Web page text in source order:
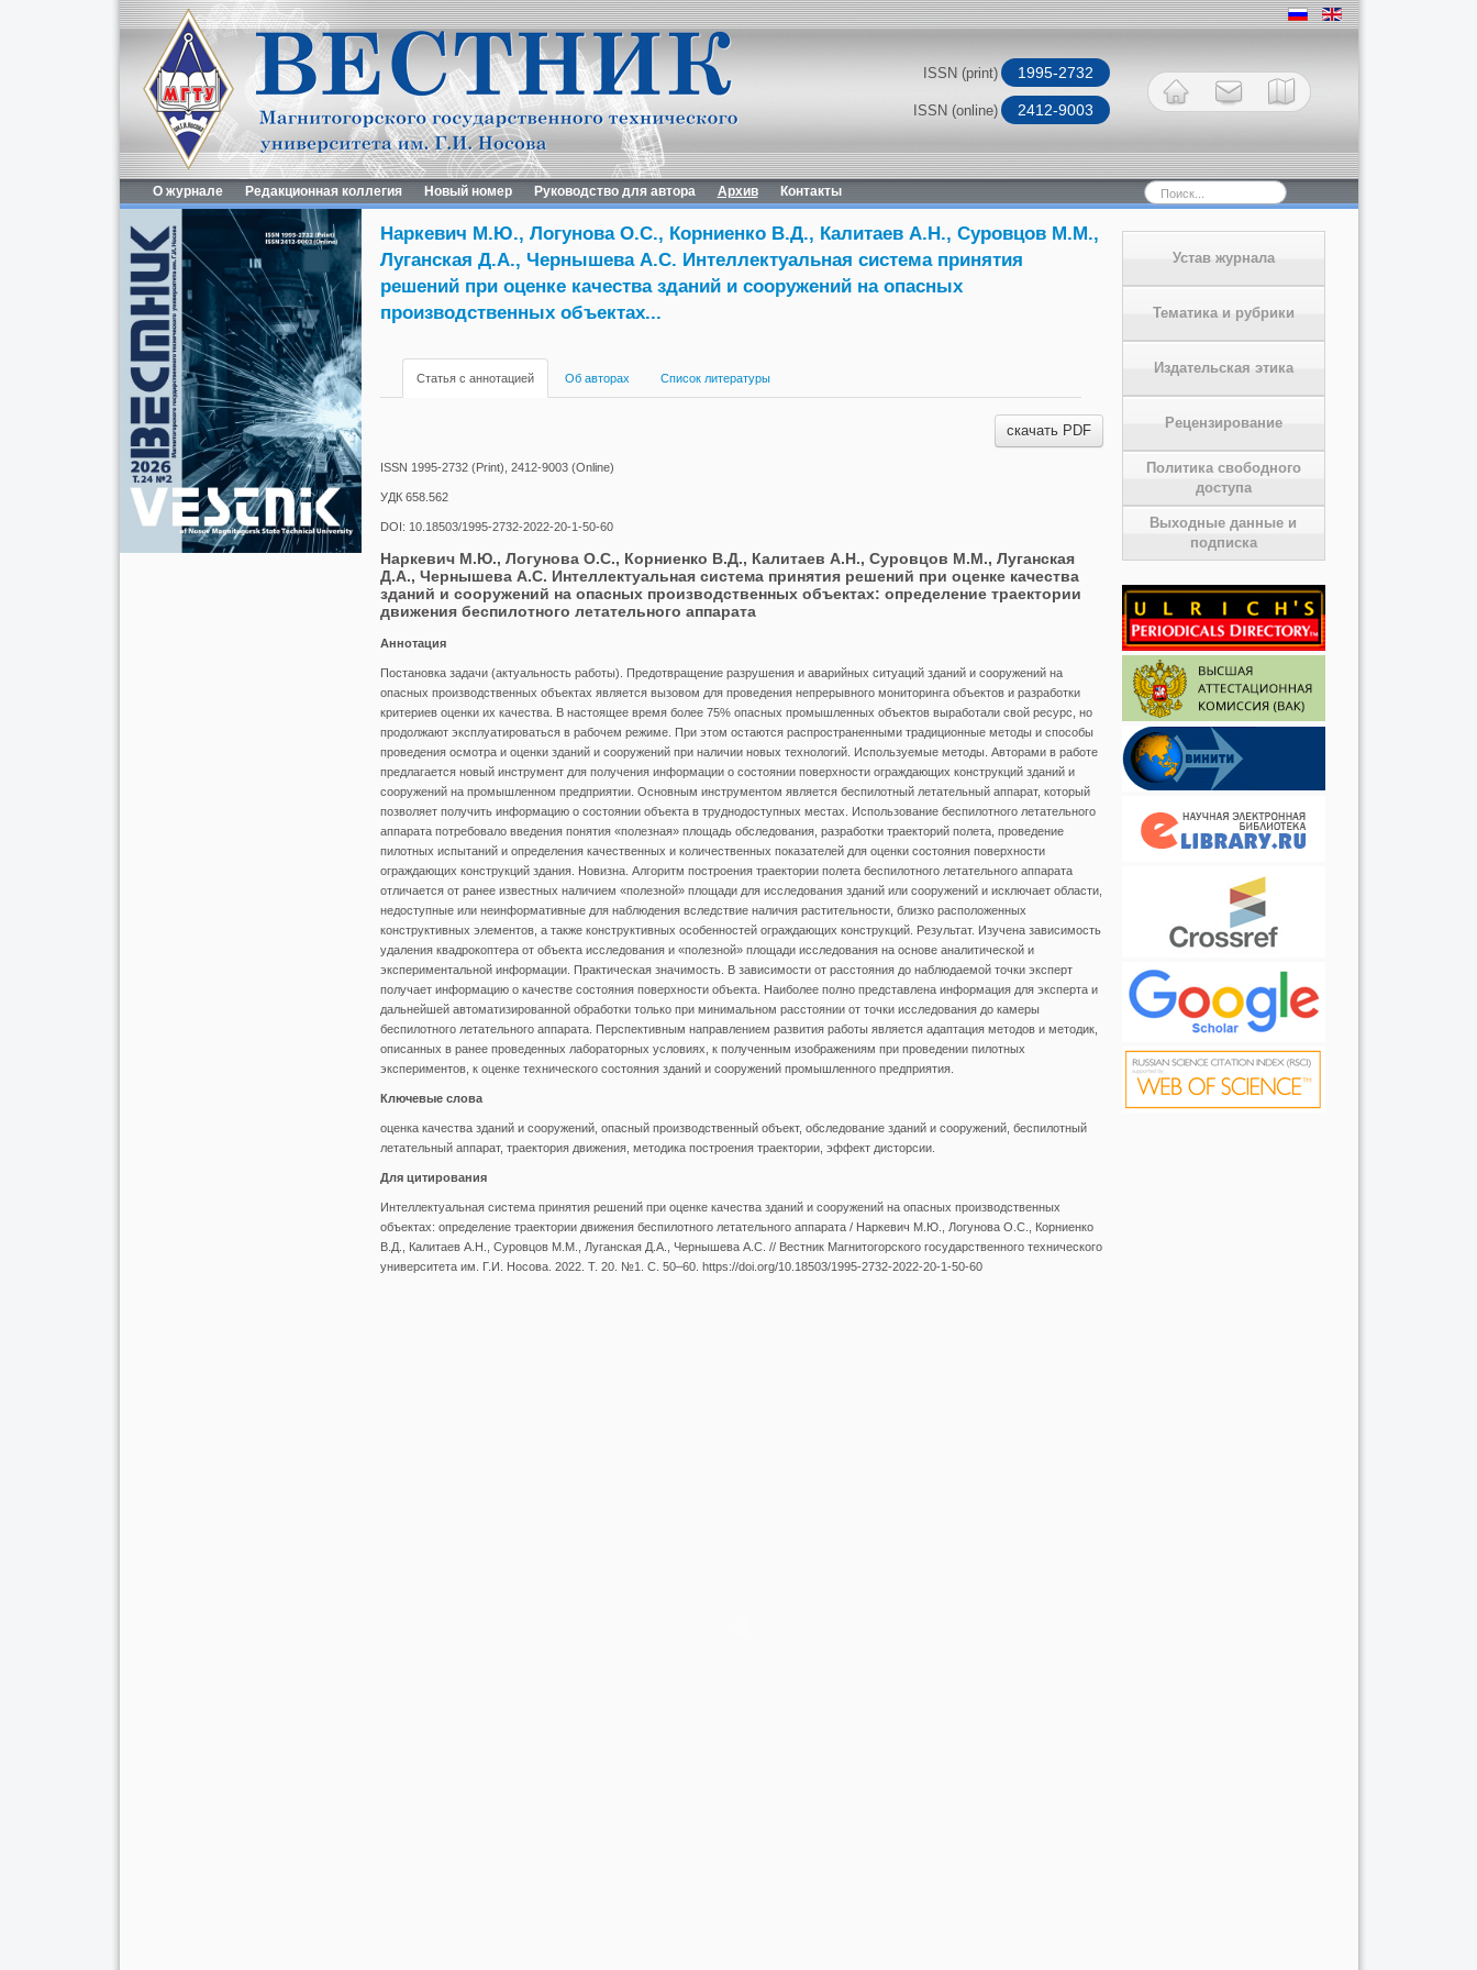
ISSN (print) 1995-2732
ISSN (online) 2412-9003
О журнале Редакционная коллегия Новый номер Руководство для автора Архив Контакты Искать...
Устав журнала
Тематика и рубрики
Издательская этика
Рецензирование
Политика свободного
доступа
Выходные данные и
подписка
Наркевич М.Ю., Логунова О.С., Корниенко В.Д., Калитаев А.Н., Суровцов М.М.,
Луганская Д.А., Чернышева А.С. Интеллектуальная система принятия
решений при оценке качества зданий и сооружений на опасных
производственных объектах...
Статья с аннотацией Об авторах Список литературы
скачать PDF
ISSN 1995-2732 (Print), 2412-9003 (Online)
УДК 658.562
DOI: 10.18503/1995-2732-2022-20-1-50-60
Наркевич М.Ю., Логунова О.С., Корниенко В.Д., Калитаев А.Н., Суровцов М.М., Луганская
Д.А., Чернышева А.С. Интеллектуальная система принятия решений при оценке качества
зданий и сооружений на опасных производственных объектах: определение траектории
движения беспилотного летательного аппарата
Аннотация
Постановка задачи (актуальность работы). Предотвращение разрушения и аварийных ситуаций зданий и сооружений на
опасных производственных объектах является вызовом для проведения непрерывного мониторинга объектов и разработки
критериев оценки их качества. В настоящее время более 75% опасных промышленных объектов выработали свой ресурс, но
продолжают эксплуатироваться в рабочем режиме. При этом остаются распространенными традиционные методы и способы
проведения осмотра и оценки зданий и сооружений при наличии новых технологий. Используемые методы. Авторами в работе
предлагается новый инструмент для получения информации о состоянии поверхности ограждающих конструкций зданий и
сооружений на промышленном предприятии. Основным инструментом является беспилотный летательный аппарат, который
позволяет получить информацию о состоянии объекта в труднодоступных местах. Использование беспилотного летательного
аппарата потребовало введения понятия «полезная» площадь обследования, разработки траекторий полета, проведение
пилотных испытаний и определения качественных и количественных показателей для оценки состояния поверхности
ограждающих конструкций здания. Новизна. Алгоритм построения траектории полета беспилотного летательного аппарата
отличается от ранее известных наличием «полезной» площади для исследования зданий или сооружений и исключает области,
недоступные или неинформативные для наблюдения вследствие наличия растительности, близко расположенных
конструктивных элементов, а также конструктивных особенностей ограждающих конструкций. Результат. Изучена зависимость
удаления квадрокоптера от объекта исследования и «полезной» площади исследования на основе аналитической и
экспериментальной информации. Практическая значимость. В зависимости от расстояния до наблюдаемой точки эксперт
получает информацию о качестве состояния поверхности объекта. Наиболее полно представлена информация для эксперта и
дальнейшей автоматизированной обработки только при минимальном расстоянии от точки исследования до камеры
беспилотного летательного аппарата. Перспективным направлением развития работы является адаптация методов и методик,
описанных в ранее проведенных лабораторных условиях, к полученным изображениям при проведении пилотных
экспериментов, к оценке технического состояния зданий и сооружений промышленного предприятия.
Ключевые слова
оценка качества зданий и сооружений, опасный производственный объект, обследование зданий и сооружений, беспилотный
летательный аппарат, траектория движения, методика построения траектории, эффект дисторсии.
Для цитирования
Интеллектуальная система принятия решений при оценке качества зданий и сооружений на опасных производственных
объектах: определение траектории движения беспилотного летательного аппарата / Наркевич М.Ю., Логунова О.С., Корниенко
В.Д., Калитаев А.Н., Суровцов М.М., Луганская Д.А., Чернышева А.С. // Вестник Магнитогорского государственного технического
университета им. Г.И. Носова. 2022. Т. 20. №1. С. 50–60. https://doi.org/10.18503/1995-2732-2022-20-1-50-60